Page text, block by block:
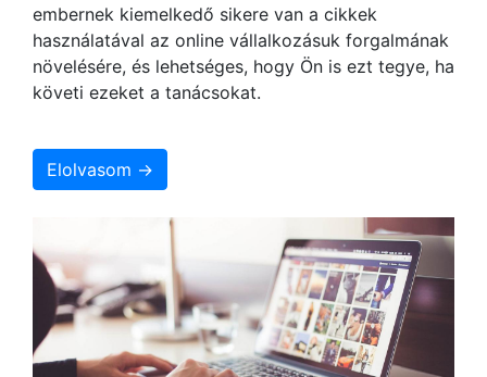
embernek kiemelkedő sikere van a cikkek
használatával az online vállalkozásuk forgalmának
növelésére, és lehetséges, hogy Ön is ezt tegye, ha
követi ezeket a tanácsokat.
Elolvasom →